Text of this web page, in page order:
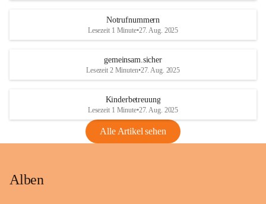
Notrufnummern
Lesezeit 1 Minute•27. Aug. 2025
gemeinsam.sicher
Lesezeit 2 Minuten•27. Aug. 2025
Kinderbetreuung
Lesezeit 1 Minute•27. Aug. 2025
Alle Artikel sehen
Alben